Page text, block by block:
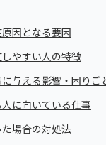
因となる要因
やすい人の特徴
与える影響・困りご
に向いている仕事
場合の対処法